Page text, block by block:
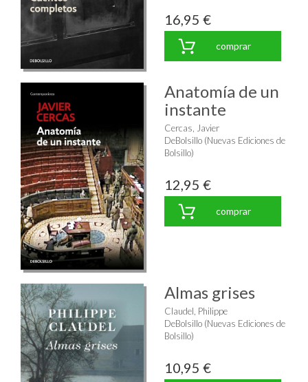
16,95 €
comprar
Anatomía de un
instante
Cercas, Javier
DeBolsillo (Nuevas Ediciones de
Bolsillo)
12,95 €
comprar
Almas grises
Claudel, Philippe
DeBolsillo (Nuevas Ediciones de
Bolsillo)
10,95 €